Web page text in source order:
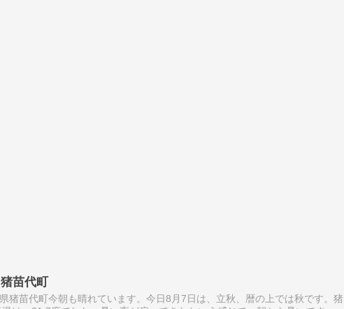
苗代町
猪苗代町今朝も晴れています。今日8月7日は、立秋、暦の上では秋です。猪